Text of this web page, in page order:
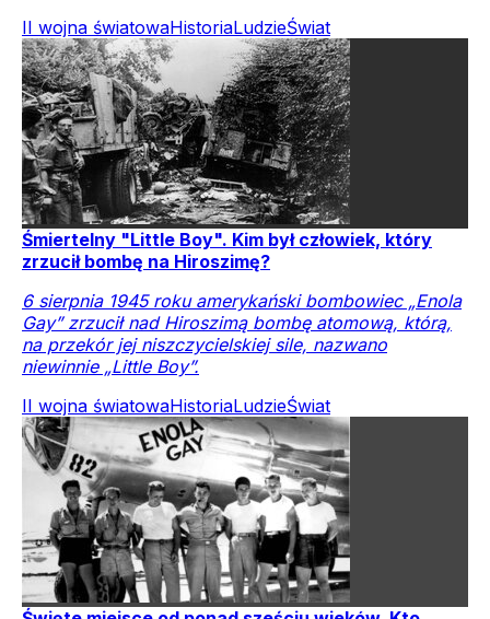
II wojna światowaHistoriaLudzieŚwiat
Śmiertelny "Little Boy". Kim był człowiek, który
zrzucił bombę na Hiroszimę?
6 sierpnia 1945 roku amerykański bombowiec „Enola
Gay” zrzucił nad Hiroszimą bombę atomową, którą,
na przekór jej niszczycielskiej sile, nazwano
niewinnie „Little Boy”.
II wojna światowaHistoriaLudzieŚwiat